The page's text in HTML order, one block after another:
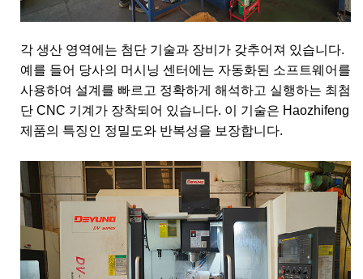
각 생산 영역에는 첨단 기술과 장비가 갖추어져 있습니다.
예를 들어 당사의 머시닝 센터에는 자동화된 소프트웨어를
사용하여 설계를 빠르고 정확하게 해석하고 실행하는 최첨
단 CNC 기계가 장착되어 있습니다. 이 기술은 Haozhifeng
제품의 특징인 정밀도와 반복성을 보장합니다.